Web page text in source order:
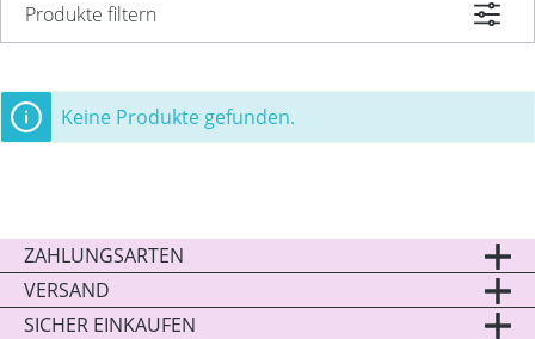
Produkte filtern
Keine Produkte gefunden.
ZAHLUNGSARTEN
VERSAND
SICHER EINKAUFEN